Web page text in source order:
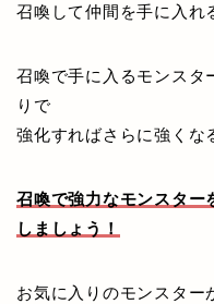
召喚して仲間を手に入れ
召喚で手に入るモンスタ
りで
強化すればさらに強くな
召喚で強力なモンスター
しましょう！
お気に入りのモンスター